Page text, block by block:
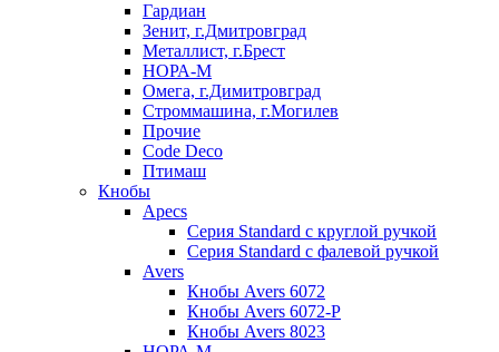
Гардиан
Зенит, г.Дмитровград
Металлист, г.Брест
НОРА-М
Омега, г.Димитровград
Строммашина, г.Могилев
Прочие
Code Deco
Птимаш
Кнобы
Apecs
Серия Standard с круглой ручкой
Серия Standard с фалевой ручкой
Avers
Кнобы Avers 6072
Кнобы Avers 6072-P
Кнобы Avers 8023